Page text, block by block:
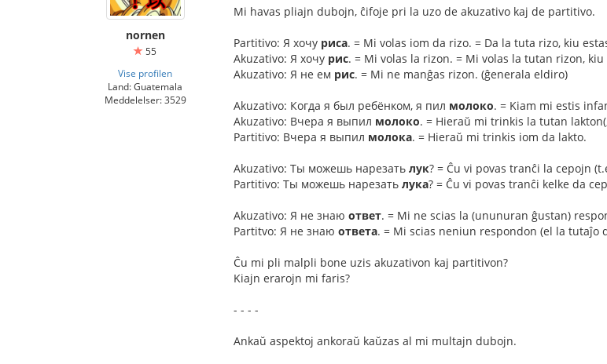
nornen
55
Vise profilen
Land: Guatemala
Meddelelser: 3529
Mi havas pliajn dubojn, ĉifoje pri la uzo de akuzativo kaj de partitivo.
Partitivo: Я хочу риса. = Mi volas iom da rizo. = Da la tuta rizo, kiu
Akuzativo: Я хочу рис. = Mi volas la rizon. = Mi volas la tutan rizon,
Akuzativo: Я не ем рис. = Mi ne manĝas rizon. (ĝenerala eldiro)
Akuzativo: Когда я был ребёнком, я пил молоко. = Kiam mi estis
Akuzativo: Вчера я выпил молоко. = Hieraŭ mi trinkis la tutan
Partitivo: Вчера я выпил молока. = Hieraŭ mi trinkis iom da lakto.
Akuzativo: Ты можешь нарезать лук? = Ĉu vi povas tranĉi la cepojn
Partitivo: Ты можешь нарезать лука? = Ĉu vi povas tranĉi kelke da
Akuzativo: Я не знаю ответ. = Mi ne scias la (ununuran ĝustan)
Partitvo: Я не знаю ответа. = Mi scias neniun respondon (el la tutaĵo
Ĉu mi pli malpli bone uzis akuzativon kaj partitivon?
Kiajn erarojn mi faris?
- - - -
Ankaŭ aspektoj ankoraŭ kaŭzas al mi multajn dubojn.